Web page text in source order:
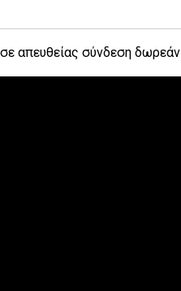
απευθείας σύνδεση δωρεάν